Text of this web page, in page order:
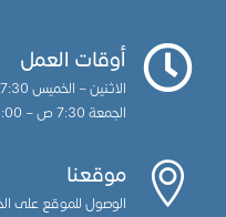
أوقات العمل
الاثنين – الخميس 7:30 ص – 3:30م
الجمعة 7:30 ص – 12:00م
موقعنا
الوصول للموقع على